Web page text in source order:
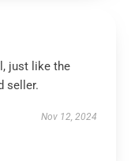
just like the
seller.
Nov 12, 2024